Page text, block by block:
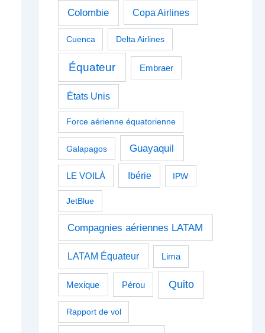
Colombie Copa Airlines
Cuenca Delta Airlines
Équateur Embraer
États Unis
Force aérienne équatorienne
Galapagos Guayaquil
LE VOILÀ Ibérie IPW
JetBlue
Compagnies aériennes LATAM
LATAM Équateur Lima
Mexique Pérou Quito
Rapport de vol